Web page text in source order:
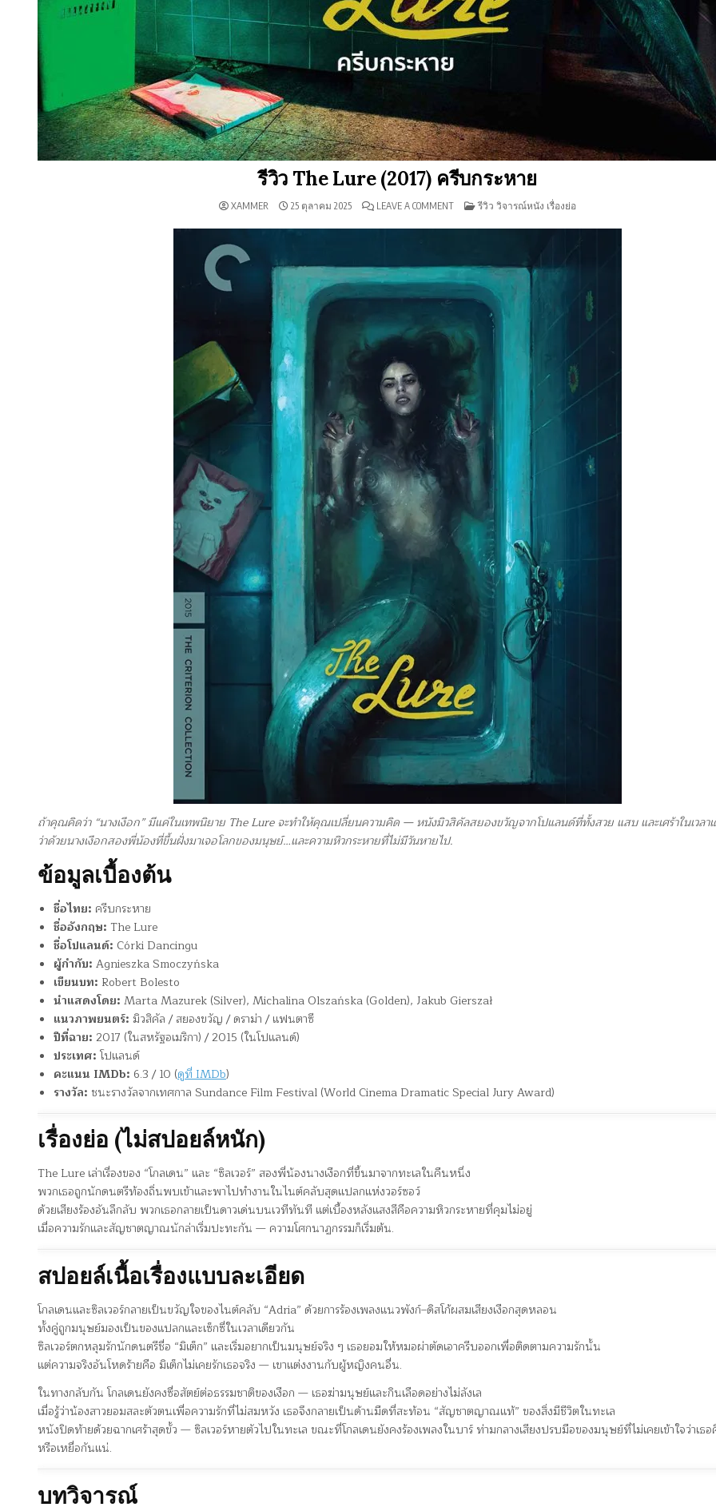
รีวิว The Lure (2017) ครีบกระหาย
XAMMER 25 ตุลาคม 2025 LEAVE A COMMENTON
กระหาย
POSTED
รีวิว วิจารณ์หนัง เรื่องย่อ
ถ้าคุณคิดว่า “นางเงือก” มีแค่ในเทพนิยาย The Lure จะทำให้คุณเปลี่ยนความคิด — หนังมิวสิคัลสยองขวัญจากโปแลนด์ที่ทั้งสวย แสบ และเศร้าในเวลา
ว่าด้วยนางเงือกสองพี่น้องที่ขึ้นฝั่งมาเจอโลกของมนุษย์…และความหิวกระหายที่ไม่มีวันหายไป.
ข้อมูลเบื้องต้น
ชื่อไทย: ครีบกระหาย
ชื่ออังกฤษ: The Lure
ชื่อโปแลนด์: Córki Dancingu
ผู้กำกับ: Agnieszka Smoczyńska
เขียนบท: Robert Bolesto
นำแสดงโดย: Marta Mazurek (Silver), Michalina Olszańska (Golden), Jakub Gierszał
แนวภาพยนตร์: มิวสิคัล / สยองขวัญ / ดราม่า / แฟนตาซี
ปีที่ฉาย: 2017 (ในสหรัฐอเมริกา) / 2015 (ในโปแลนด์)
ประเทศ: โปแลนด์
คะแนน IMDb: 6.3 / 10 (ดูที่ IMDb)
รางวัล: ชนะรางวัลจากเทศกาล Sundance Film Festival (World Cinema Dramatic Special Jury Award)
เรื่องย่อ (ไม่สปอยล์หนัก)
The Lure เล่าเรื่องของ “โกลเดน” และ “ซิลเวอร์” สองพี่น้องนางเงือกที่ขึ้นมาจากทะเลในคืนหนึ่ง
พวกเธอถูกนักดนตรีท้องถิ่นพบเข้าและพาไปทำงานในไนต์คลับสุดแปลกแห่งวอร์ซอว์
ด้วยเสียงร้องอันลึกลับ พวกเธอกลายเป็นดาวเด่นบนเวทีทันที แต่เบื้องหลังแสงสีคือความหิวกระหายที่คุมไม่อยู่
เมื่อความรักและสัญชาตญาณนักล่าเริ่มปะทะกัน — ความโศกนาฏกรรมก็เริ่มต้น.
สปอยล์เนื้อเรื่องแบบละเอียด
โกลเดนและซิลเวอร์กลายเป็นขวัญใจของไนต์คลับ “Adria” ด้วยการร้องเพลงแนวพังก์–ดิสโก้ผสมเสียงเงือกสุดหลอน
ทั้งคู่ถูกมนุษย์มองเป็นของแปลกและเซ็กซี่ในเวลาเดียวกัน
ซิลเวอร์ตกหลุมรักนักดนตรีชื่อ “มิเต็ก” และเริ่มอยากเป็นมนุษย์จริง ๆ เธอยอมให้หมอผ่าตัดเอาครีบออกเพื่อติดตามความรักนั้น
แต่ความจริงอันโหดร้ายคือ มิเต็กไม่เคยรักเธอจริง — เขาแต่งงานกับผู้หญิงคนอื่น.
ในทางกลับกัน โกลเดนยังคงซื่อสัตย์ต่อธรรมชาติของเงือก — เธอฆ่ามนุษย์และกินเลือดอย่างไม่ลังเล
เมื่อรู้ว่าน้องสาวยอมสละตัวตนเพื่อความรักที่ไม่สมหวัง เธอจึงกลายเป็นด้านมืดที่สะท้อน “สัญชาตญาณแท้” ของสิ่งมีชีวิตในทะเล
หนังปิดท้ายด้วยฉากเศร้าสุดขั้ว — ซิลเวอร์หายตัวไปในทะเล ขณะที่โกลเดนยังคงร้องเพลงในบาร์ ท่ามกลางเสียงปรบมือของมนุษย์ที่ไม่เคยเข้าใจว่าเธ
หรือเหยื่อกันแน่.
บทวิจารณ์